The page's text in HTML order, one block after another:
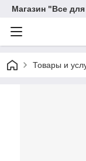
Магазин "Все
Товары и